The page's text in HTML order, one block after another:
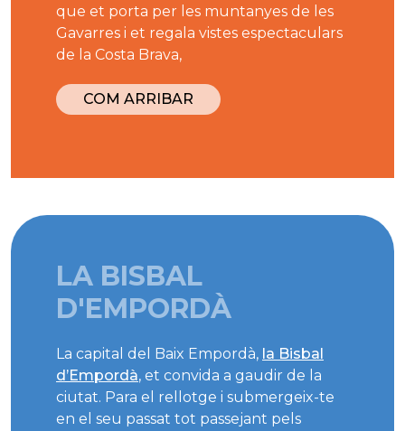
que et porta per les muntanyes de les
Gavarres i et regala vistes espectaculars
de la Costa Brava,
COM ARRIBAR
LA BISBAL
D'EMPORDÀ
La capital del Baix Empordà, la Bisbal
d’Empordà, et convida a gaudir de la
ciutat. Para el rellotge i submergeix-te
en el seu passat tot passejant pels